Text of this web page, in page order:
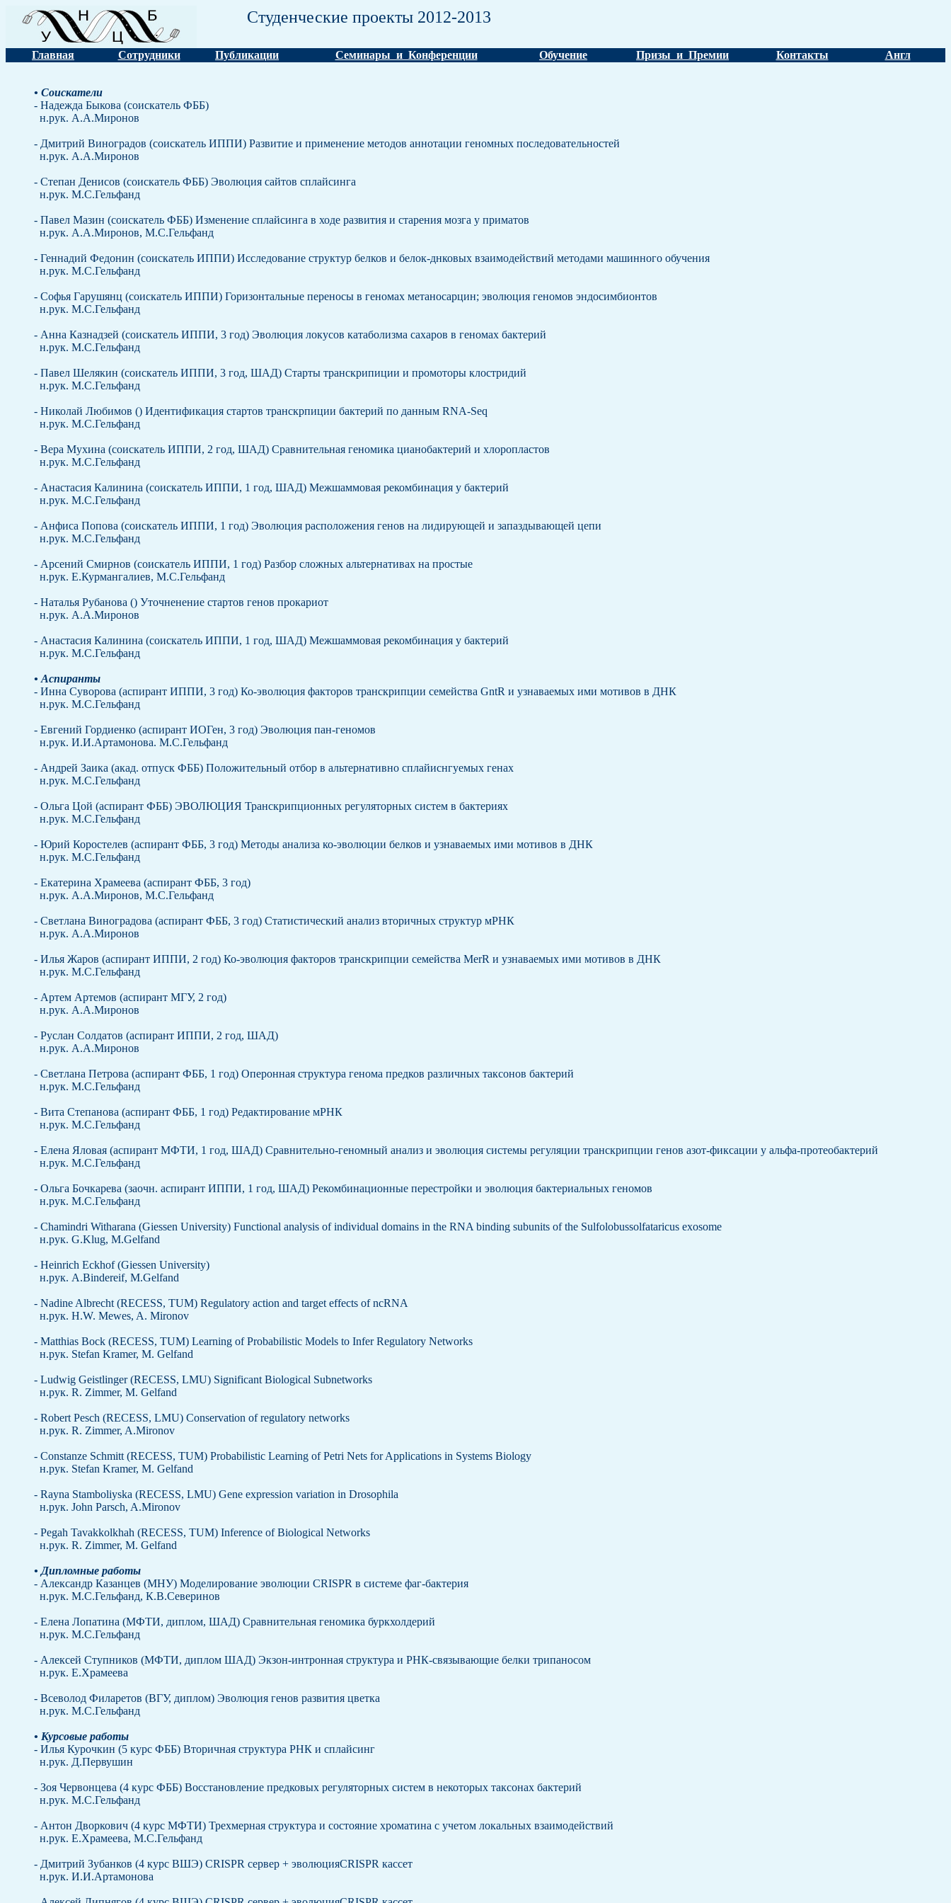
Студенческие проекты 2012-2013
Главная Сотрудники Публикации Семинары и Конференции Обучение Призы и Премии Контакты Англ
• Соискатели
- Надежда Быкова (соискатель ФББ)
н.рук. А.А.Миронов
- Дмитрий Виноградов (соискатель ИППИ) Развитие и применение методов аннотации геномных последовательностей
н.рук. А.А.Миронов
- Степан Денисов (соискатель ФББ) Эволюция сайтов сплайсинга
н.рук. М.С.Гельфанд
- Павел Мазин (соискатель ФББ) Изменение сплайсинга в ходе развития и старения мозга у приматов
н.рук. А.А.Миронов, М.С.Гельфанд
- Геннадий Федонин (соискатель ИППИ) Исследование структур белков и белок-днковых взаимодействий методами машинного обучения
н.рук. М.С.Гельфанд
- Софья Гарушянц (соискатель ИППИ) Горизонтальные переносы в геномах метаносарцин; эволюция геномов эндосимбионтов
н.рук. М.С.Гельфанд
- Анна Казнадзей (соискатель ИППИ, 3 год) Эволюция локусов катаболизма сахаров в геномах бактерий
н.рук. М.С.Гельфанд
- Павел Шелякин (соискатель ИППИ, 3 год, ШАД) Старты транскрипиции и промоторы клостридий
н.рук. М.С.Гельфанд
- Николай Любимов () Идентификация стартов транскрпиции бактерий по данным RNA-Seq
н.рук. М.С.Гельфанд
- Вера Мухина (соискатель ИППИ, 2 год, ШАД) Сравнительная геномика цианобактерий и хлоропластов
н.рук. М.С.Гельфанд
- Анастасия Калинина (соискатель ИППИ, 1 год, ШАД) Межшаммовая рекомбинация у бактерий
н.рук. М.С.Гельфанд
- Анфиса Попова (соискатель ИППИ, 1 год) Эволюция расположения генов на лидирующей и запаздывающей цепи
н.рук. М.С.Гельфанд
- Арсений Смирнов (соискатель ИППИ, 1 год) Разбор сложных альтернативах на простые
н.рук. Е.Курмангалиев, М.С.Гельфанд
- Наталья Рубанова () Уточненение стартов генов прокариот
н.рук. А.А.Миронов
- Анастасия Калинина (соискатель ИППИ, 1 год, ШАД) Межшаммовая рекомбинация у бактерий
н.рук. М.С.Гельфанд
• Аспиранты
- Инна Суворова (аспирант ИППИ, 3 год) Ко-эволюция факторов транскрипции семейства GntR и узнаваемых ими мотивов в ДНК
н.рук. М.С.Гельфанд
- Евгений Гордиенко (аспирант ИОГен, 3 год) Эволюция пан-геномов
н.рук. И.И.Артамонова. М.С.Гельфанд
- Андрей Заика (акад. отпуск ФББ) Положительный отбор в альтернативно сплайиснгуемых генах
н.рук. М.С.Гельфанд
- Ольга Цой (аспирант ФББ) ЭВОЛЮЦИЯ Транскрипционных регуляторных систем в бактериях
н.рук. М.С.Гельфанд
- Юрий Коростелев (аспирант ФББ, 3 год) Методы анализа ко-эволюции белков и узнаваемых ими мотивов в ДНК
н.рук. М.С.Гельфанд
- Екатерина Храмеева (аспирант ФББ, 3 год)
н.рук. А.А.Миронов, М.С.Гельфанд
- Светлана Виноградова (аспирант ФББ, 3 год) Статистический анализ вторичных структур мРНК
н.рук. А.А.Миронов
- Илья Жаров (аспирант ИППИ, 2 год) Ко-эволюция факторов транскрипции семейства MerR и узнаваемых ими мотивов в ДНК
н.рук. М.С.Гельфанд
- Артем Артемов (аспирант МГУ, 2 год)
н.рук. А.А.Миронов
- Руслан Солдатов (аспирант ИППИ, 2 год, ШАД)
н.рук. А.А.Миронов
- Светлана Петрова (аспирант ФББ, 1 год) Оперонная структура генома предков различных таксонов бактерий
н.рук. М.С.Гельфанд
- Вита Степанова (аспирант ФББ, 1 год) Редактирование мРНК
н.рук. М.С.Гельфанд
- Елена Яловая (аспирант МФТИ, 1 год, ШАД) Сравнительно-геномный анализ и эволюция системы регуляции транскрипции генов азот-фиксации у альфа-протеобактерий
н.рук. М.С.Гельфанд
- Ольга Бочкарева (заочн. аспирант ИППИ, 1 год, ШАД) Рекомбинационные перестройки и эволюция бактериальных геномов
н.рук. М.С.Гельфанд
- Chamindri Witharana (Giessen University) Functional analysis of individual domains in the RNA binding subunits of the Sulfolobussolfataricus exosome
н.рук. G.Klug, M.Gelfand
- Heinrich Eckhof (Giessen University)
н.рук. A.Bindereif, M.Gelfand
- Nadine Albrecht (RECESS, TUM) Regulatory action and target effects of ncRNA
н.рук. H.W. Mewes, A. Mironov
- Matthias Bock (RECESS, TUM) Learning of Probabilistic Models to Infer Regulatory Networks
н.рук. Stefan Kramer, M. Gelfand
- Ludwig Geistlinger (RECESS, LMU) Significant Biological Subnetworks
н.рук. R. Zimmer, M. Gelfand
- Robert Pesch (RECESS, LMU) Conservation of regulatory networks
н.рук. R. Zimmer, A.Mironov
- Constanze Schmitt (RECESS, TUM) Probabilistic Learning of Petri Nets for Applications in Systems Biology
н.рук. Stefan Kramer, M. Gelfand
- Rayna Stamboliyska (RECESS, LMU) Gene expression variation in Drosophila
н.рук. John Parsch, A.Mironov
- Pegah Tavakkolkhah (RECESS, TUM) Inference of Biological Networks
н.рук. R. Zimmer, M. Gelfand
• Дипломные работы
- Александр Казанцев (МНУ) Моделирование эволюции CRISPR в системе фаг-бактерия
н.рук. М.С.Гельфанд, К.В.Северинов
- Елена Лопатина (МФТИ, диплом, ШАД) Сравнительная геномика буркхолдерий
н.рук. М.С.Гельфанд
- Алексей Ступников (МФТИ, диплом ШАД) Экзон-интронная структура и РНК-связывающие белки трипаносом
н.рук. Е.Храмеева
- Всеволод Филаретов (ВГУ, диплом) Эволюция генов развития цветка
н.рук. М.С.Гельфанд
• Курсовые работы
- Илья Курочкин (5 курс ФББ) Вторичная структура РНК и сплайсинг
н.рук. Д.Первушин
- Зоя Червонцева (4 курс ФББ) Восстановление предковых регуляторных систем в некоторых таксонах бактерий
н.рук. М.С.Гельфанд
- Антон Дворкович (4 курс МФТИ) Трехмерная структура и состояние хроматина с учетом локальных взаимодействий
н.рук. Е.Храмеева, М.С.Гельфанд
- Дмитрий Зубанков (4 курс ВШЭ) CRISPR сервер + эволюцияCRISPR кассет
н.рук. И.И.Артамонова